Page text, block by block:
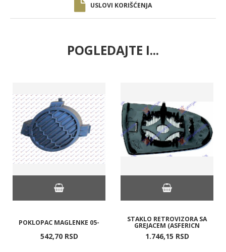
USLOVI KORIŠĆENJA
POGLEDAJTE I...
POKLOPAC MAGLENKE 05-
542,70 RSD
STAKLO RETROVIZORA SA
GREJACEM (ASFERICN
1.746,15 RSD